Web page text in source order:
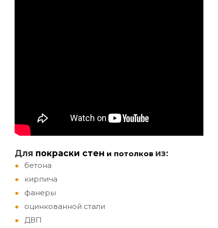
Для покраски стен и потолков из:
бетона
кирпича
фанеры
оцинкованной стали
ДВП